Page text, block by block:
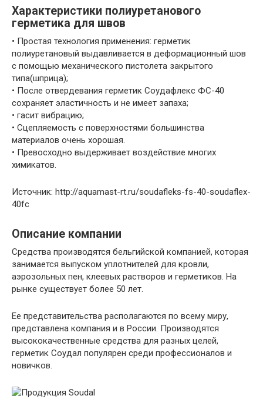
Характеристики полиуретанового
герметика для швов
• Простая технология применения: герметик
полиуретановый выдавливается в деформационный шов
с помощью механического пистолета закрытого
типа(шприца);
• После отвердевания герметик Соудафлекс ФС-40
сохраняет эластичность и не имеет запаха;
• гасит вибрацию;
• Сцепляемость с поверхностями большинства
материалов очень хорошая.
• Превосходно выдерживает воздействие многих
химикатов.
Источник: http://aquamast-rt.ru/soudafleks-fs-40-soudaflex-
40fc
Описание компании
Средства производятся бельгийской компанией, которая
занимается выпуском уплотнителей для кровли,
аэрозольных пен, клеевых растворов и герметиков. На
рынке существует более 50 лет.
Ее представительства располагаются по всему миру,
представлена компания и в России. Производятся
высококачественные средства для разных целей,
герметик Соудал популярен среди профессионалов и
новичков.